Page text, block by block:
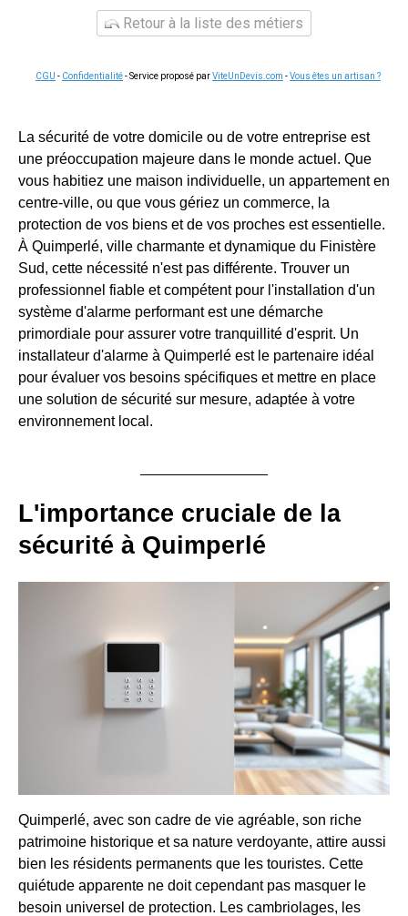
Retour à la liste des métiers
CGU - Confidentialité- Service proposé parViteUnDevis.com -Vous êtes un artisan ?
La sécurité de votre domicile ou de votre entreprise est
une préoccupation majeure dans le monde actuel. Que
vous habitiez une maison individuelle, un appartement en
centre-ville, ou que vous gériez un commerce, la
protection de vos biens et de vos proches est essentielle.
À Quimperlé, ville charmante et dynamique du Finistère
Sud, cette nécessité n'est pas différente. Trouver un
professionnel fiable et compétent pour l'installation d'un
système d'alarme performant est une démarche
primordiale pour assurer votre tranquillité d'esprit. Un
installateur d'alarme à Quimperlé est le partenaire idéal
pour évaluer vos besoins spécifiques et mettre en place
une solution de sécurité sur mesure, adaptée à votre
environnement local.
L'importance cruciale de la
sécurité à Quimperlé
Quimperlé, avec son cadre de vie agréable, son riche
patrimoine historique et sa nature verdoyante, attire aussi
bien les résidents permanents que les touristes. Cette
quiétude apparente ne doit cependant pas masquer le
besoin universel de protection. Les cambriolages, les